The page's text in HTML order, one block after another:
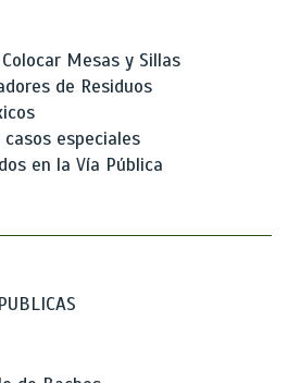
Mesas y Sillas
de Residuos
especiales
en la Vía Pública